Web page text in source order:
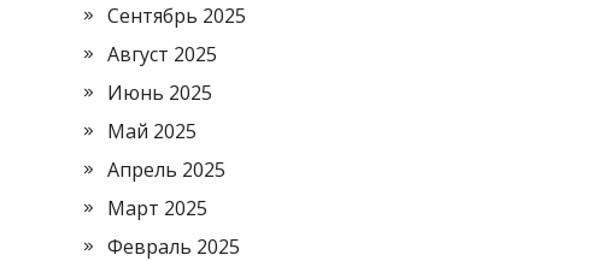
Сентябрь 2025
Август 2025
Июнь 2025
Май 2025
Апрель 2025
Март 2025
Февраль 2025